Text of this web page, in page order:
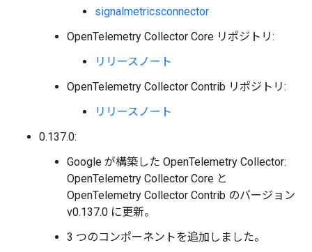
signalmetricsconnector
OpenTelemetry Collector Core リポジトリ:
リリースノート
OpenTelemetry Collector Contrib リポジトリ:
リリースノート
0.137.0:
Google が構築した OpenTelemetry Collector:
OpenTelemetry Collector Core と
OpenTelemetry Collector Contrib のバージョン
v0.137.0 に更新。
3 つのコンポーネントを追加しました。